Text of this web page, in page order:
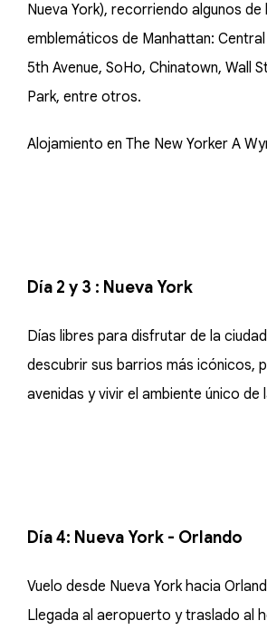
Nueva York), recorriendo algunos de
emblemáticos de Manhattan:
5th Avenue, SoHo, Chinatown, Wall
Park, entre otros.
Alojamiento en The New Yorker A
Día 2 y 3 : Nueva York
Días libres para disfrutar de la
descubrir sus barrios más icónicos,
avenidas y vivir el ambiente único de
Día 4: Nueva York - Orlando
Vuelo desde Nueva York hacia
Llegada al aeropuerto y traslado al